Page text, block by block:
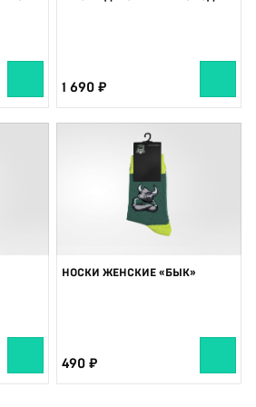
1 690
НОСКИ ЖЕНСКИЕ «БЫК»
490